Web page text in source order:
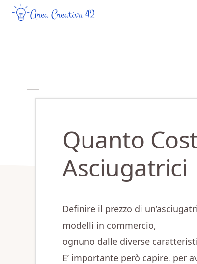
Skip
main
Skip
primary
CREATIVA
Quanto
Asciugatrici
Definire il prezzo di
modelli in commercio,
ognuno dalle diverse
E’ importante però capire, per